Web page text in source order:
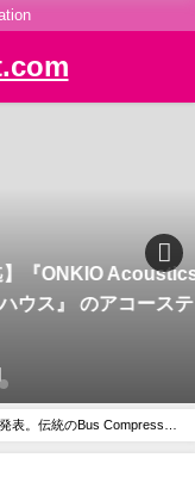
新発売。老舗ス
ックを再現した
表。伝統のBus Compressor